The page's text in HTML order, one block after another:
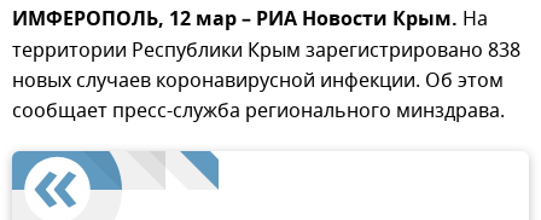
ИМФЕРОПОЛЬ, 12 мар – РИА Новости Крым. На
территории Республики Крым зарегистрировано 838
новых случаев коронавирусной инфекции. Об этом
сообщает пресс-служба регионального минздрава.